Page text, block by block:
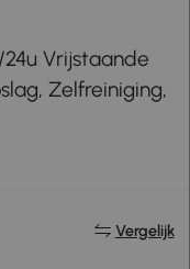
Vrijstaande
Zelfreiniging,
Vergelijk